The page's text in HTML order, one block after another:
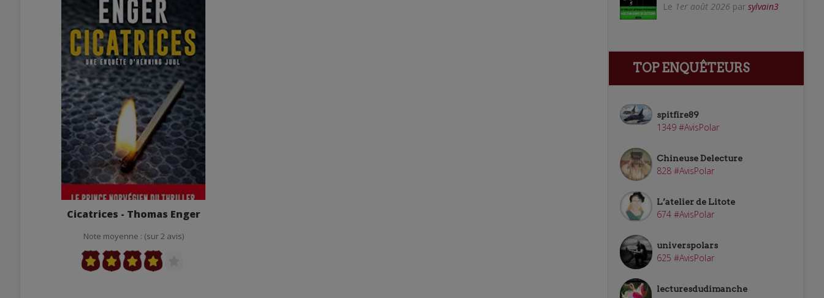
Cicatrices - Thomas Enger
Note moyenne : (sur 2 avis)
Le 1er août 2026 par sylvain3
TOP ENQUÊTEURS
spitfire89
1349 #AvisPolar
Chineuse Delecture
828 #AvisPolar
L’atelier de Litote
674 #AvisPolar
universpolars
625 #AvisPolar
lecturesdudimanche